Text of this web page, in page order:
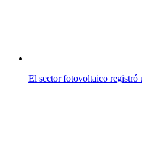
El sector fotovoltaico